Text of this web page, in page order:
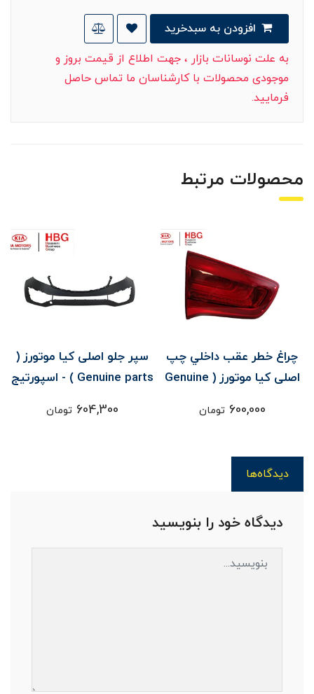
به علت نوسانات بازار ، جهت اطلاع از قیمت بروز و
موجودی محصولات با کارشناسان ما تماس حاصل
فرمایید.
محصولات مرتبط
چراغ خطر عقب داخلي چپ
اصلی کیا موتورز ( Genuine
600,000 تومان
سپر جلو اصلی کیا موتورز (
Genuine parts ) - اسپورتيج
604,300 تومان
دیدگاه‌ها
دیدگاه خود را بنویسید